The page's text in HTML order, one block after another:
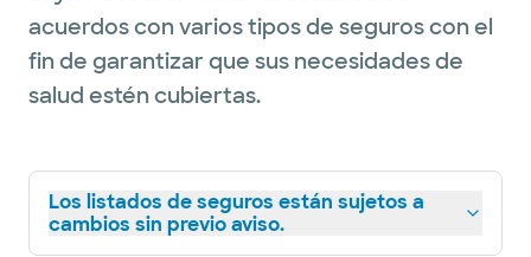
acuerdos con varios tipos de seguros con el
fin de garantizar que sus necesidades de
salud estén cubiertas.
Los listados de seguros están sujetos a
cambios sin previo aviso.